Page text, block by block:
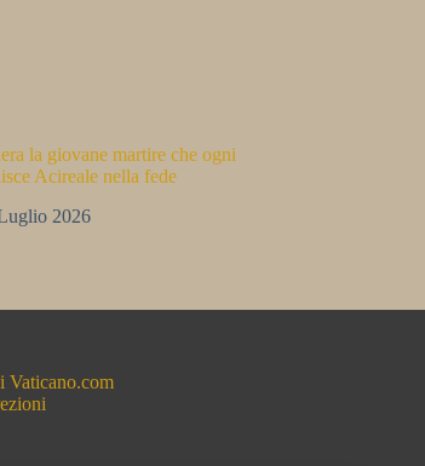
la giovane martire che ogni
Acireale nella fede
2026
Vaticano.com